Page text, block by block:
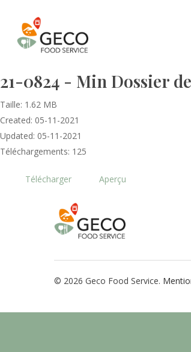
21-0824 - Min Dossier
Taille: 1.62 MB
Created: 05-11-2021
Updated: 05-11-2021
Téléchargements: 125
Télécharger Aperçu
© 2026 Geco Food Service.